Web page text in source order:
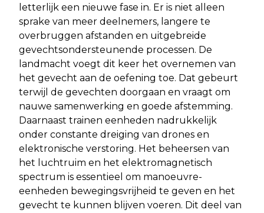
letterlijk een nieuwe fase in. Er is niet alleen
sprake van meer deelnemers, langere te
overbruggen afstanden en uitgebreide
gevechtsondersteunende processen. De
landmacht voegt dit keer het overnemen van
het gevecht aan de oefening toe. Dat gebeurt
terwijl de gevechten doorgaan en vraagt om
nauwe samenwerking en goede afstemming.
Daarnaast trainen eenheden nadrukkelijk
onder constante dreiging van drones en
elektronische verstoring. Het beheersen van
het luchtruim en het elektromagnetisch
spectrum is essentieel om manoeuvre-
eenheden bewegingsvrijheid te geven en het
gevecht te kunnen blijven voeren. Dit deel van